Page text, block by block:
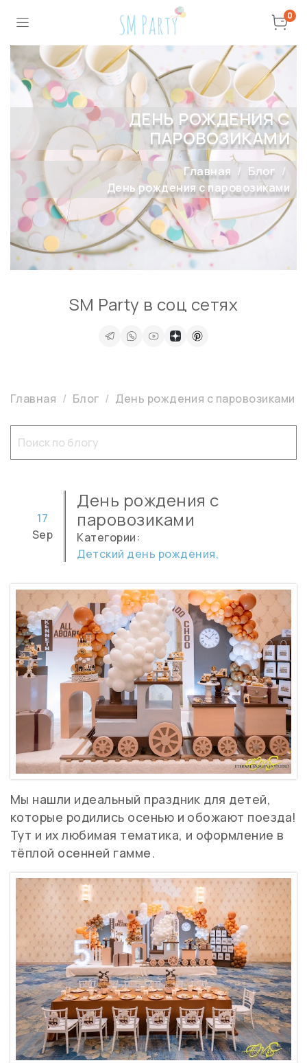
0
ДЕНЬ РОЖДЕНИЯ С
ПАРОВОЗИКАМИ
Главная
Блог
День рождения с паровозиками
Главная Блог День рождения с паровозиками
День рождения с
паровозиками
17
Sep
Категории:
Детский день рождения,
Мы нашли идеальный праздник для детей,
которые родились осенью и обожают поезда!
Тут и их любимая тематика, и оформление в
тёплой осенней гамме.
SM Party в соц сетях